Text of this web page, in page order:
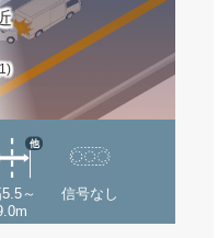
～
他
信号なし